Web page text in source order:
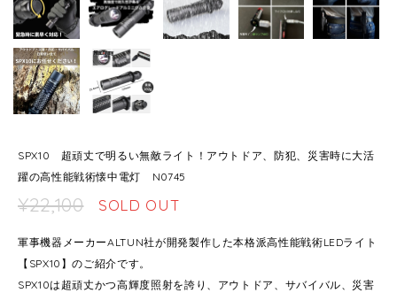
SPX10 超頑丈で明るい無敵ライト！アウトドア、防犯、災害時に大活
躍の高性能戦術懐中電灯 N0745
¥22,100 SOLD OUT
軍事機器メーカーALTUN社が開発製作した本格派高性能戦術LEDライト
【SPX10】のご紹介です。
SPX10は超頑丈かつ高輝度照射を誇り、アウトドア、サバイバル、災害